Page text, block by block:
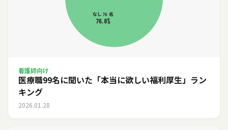
看護師向け
医療職99名に聞いた「本当に欲しい福利厚生」ラン
キング
2026.01.28